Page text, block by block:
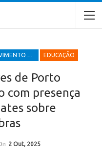
DESENVOLVIMENTO ECONÔMICO E SOCIAL EDUCAÇÃO
de Porto
com presença
sobre
2 Out, 2025